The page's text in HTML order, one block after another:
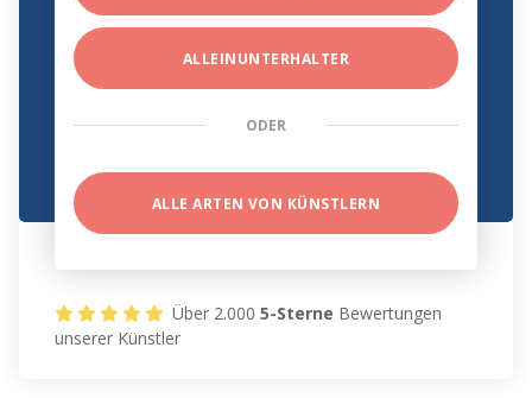
ALLEINUNTERHALTER
ODER
ALLE ARTEN VON KÜNSTLERN
Über 2.0005-Sterne Bewertungen
unserer Künstler